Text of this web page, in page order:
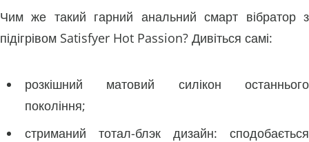
Чим же такий гарний анальний смарт вібратор з
підігрівом Satisfyer Hot Passion? Дивіться самі:
розкішний матовий силікон останнього
покоління;
стриманий тотал-блэк дизайн: сподобається